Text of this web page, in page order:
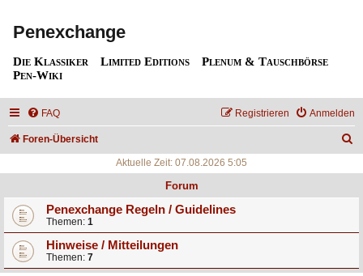
Penexchange
Die Klassiker Limited Editions
Plenum & Tauschbörse
Pen-Wiki
FAQ Anmelden
Registrieren
Foren-Übersicht
Aktuelle Zeit: 07.08.2026 5:05
Forum
Penexchange Regeln / Guidelines
Themen: 1
Hinweise / Mitteilungen
Themen: 7